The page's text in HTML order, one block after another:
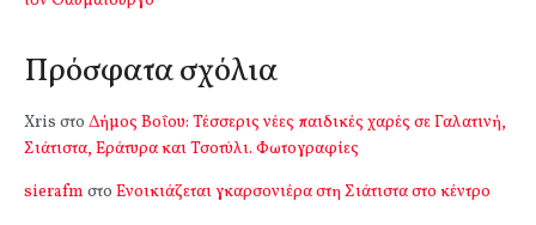
Πρόσφατα σχόλια
Xris στο Δήμος Βοΐου: Τέσσερις νέες παιδικές χαρές σε Γαλατινή,
Σιάτιστα, Εράτυρα και Τσοτύλι. Φωτογραφίες
sierafm στο Ενοικιάζεται γκαρσονιέρα στη Σιάτιστα στο κέντρο